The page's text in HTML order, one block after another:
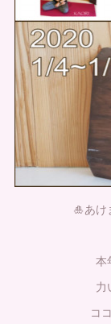
🎍あ
本
力
コ